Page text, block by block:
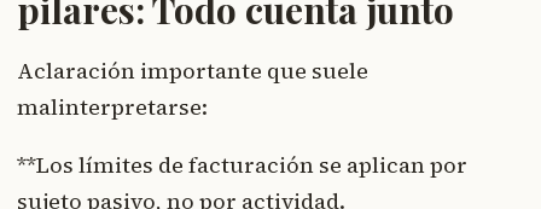
pilares: Todo cuenta junto
Aclaración importante que suele
malinterpretarse:
**Los límites de facturación se aplican por
sujeto pasivo, no por actividad.